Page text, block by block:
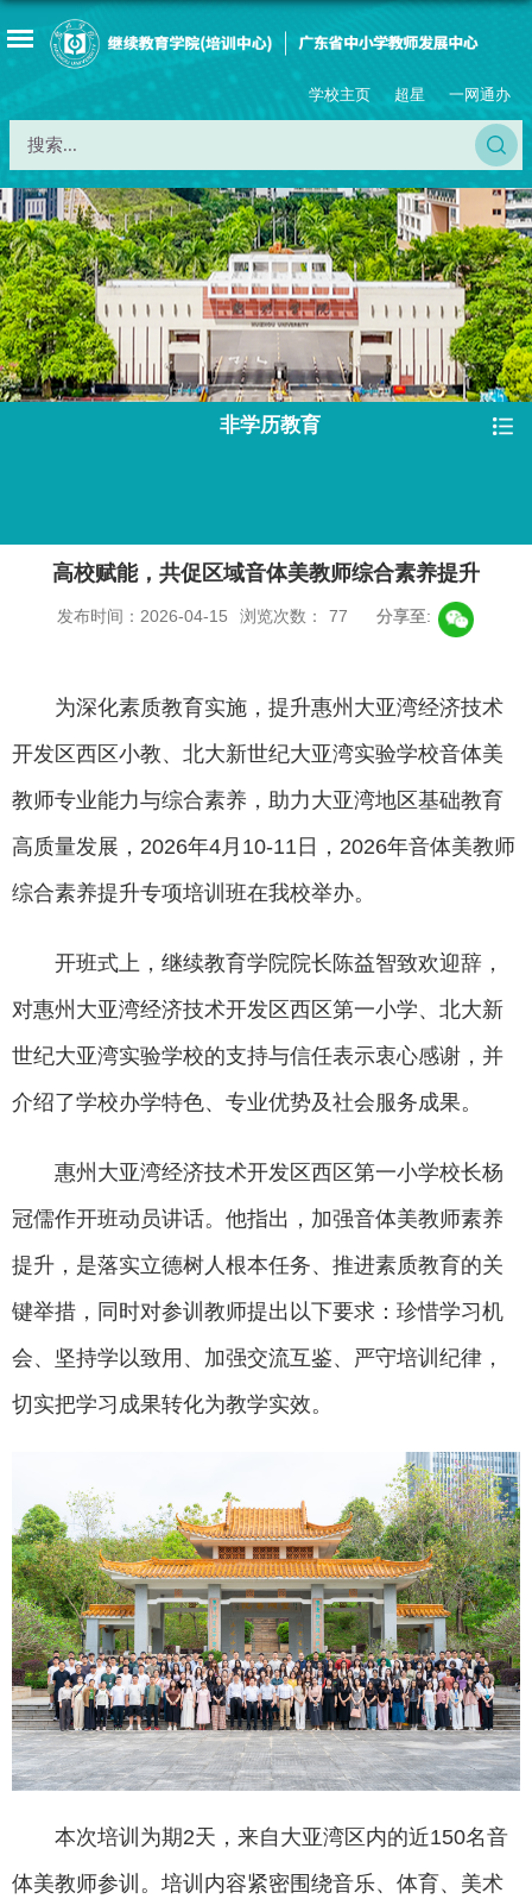
学校主页 超星 一网通办
非学历教育
高校赋能，共促区域音体美教师综合素养提升
发布时间：2026-04-15 浏览次数： 77 分享至:
为深化素质教育实施，提升惠州大亚湾经济技术
开发区西区小教、北大新世纪大亚湾实验学校音体美
教师专业能力与综合素养，助力大亚湾地区基础教育
高质量发展，2026年4月10-11日，2026年音体美教师
综合素养提升专项培训班在我校举办。
开班式上，继续教育学院院长陈益智致欢迎辞，
对惠州大亚湾经济技术开发区西区第一小学、北大新
世纪大亚湾实验学校的支持与信任表示衷心感谢，并
介绍了学校办学特色、专业优势及社会服务成果。
惠州大亚湾经济技术开发区西区第一小学校长杨
冠儒作开班动员讲话。他指出，加强音体美教师素养
提升，是落实立德树人根本任务、推进素质教育的关
键举措，同时对参训教师提出以下要求：珍惜学习机
会、坚持学以致用、加强交流互鉴、严守培训纪律，
切实把学习成果转化为教学实效。
本次培训为期2天，来自大亚湾区内的近150名音
体美教师参训。培训内容紧密围绕音乐、体育、美术